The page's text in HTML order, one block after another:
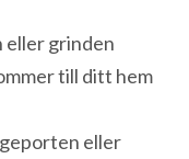
eller grinden
till ditt hem
eller